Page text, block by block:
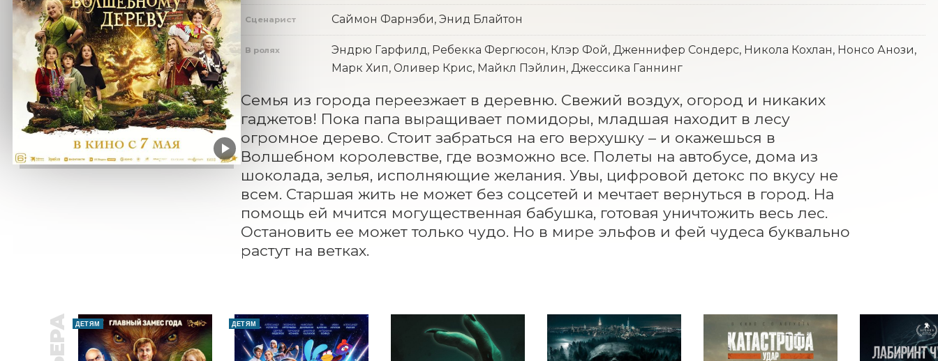
Сценарист Саймон Фарнэби, Энид Блайтон
В ролях
Эндрю Гарфилд, Ребекка Фергюсон, Клэр Фой, Дженнифер Сондерс, Никола Кохлан, Нонсо Анози,
Марк Хип, Оливер Крис, Майкл Пэйлин, Джессика Ганнинг
Семья из города переезжает в деревню. Свежий воздух, огород и никаких
гаджетов! Пока папа выращивает помидоры, младшая находит в лесу
огромное дерево. Стоит забраться на его верхушку – и окажешься в
Волшебном королевстве, где возможно все. Полеты на автобусе, дома из
шоколада, зелья, исполняющие желания. Увы, цифровой детокс по вкусу не
всем. Старшая жить не может без соцсетей и мечтает вернуться в город. На
помощь ей мчится могущественная бабушка, готовая уничтожить весь лес.
Остановить ее может только чудо. Но в мире эльфов и фей чудеса буквально
растут на ветках.
ДЕТЯМ ДЕТЯМ